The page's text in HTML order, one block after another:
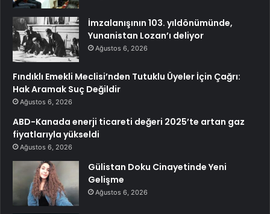
İmzalanışının 103. yıldönümünde,
Yunanistan Lozan’ı deliyor
Ağustos 6, 2026
Fındıklı Emekli Meclisi’nden Tutuklu Üyeler İçin Çağrı:
Hak Aramak Suç Değildir
Ağustos 6, 2026
ABD-Kanada enerji ticareti değeri 2025’te artan gaz
fiyatlarıyla yükseldi
Ağustos 6, 2026
Gülistan Doku Cinayetinde Yeni
Gelişme
Ağustos 6, 2026